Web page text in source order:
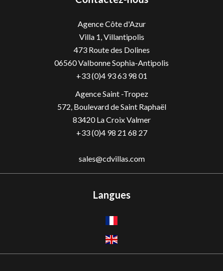
Agence Côte d'Azur
Villa 1, Villantipolis
473 Route des Dolines
06560Valbonne Sophia-Antipolis
+33 (0)4 93 63 98 01
Agence Saint -Tropez
572, Boulevard de Saint Raphaël
83420 La Croix Valmer
+33 (0)4 98 21 68 27
sales@cdvillas.com
Langues